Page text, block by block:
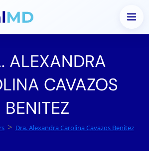
ALEXANDRA
CAVAZOS
BENITEZ
> Dra. Alexandra Carolina Cavazos Benitez